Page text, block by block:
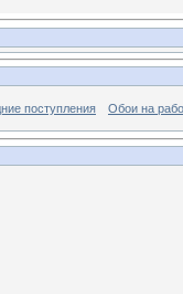
поступления Обои на